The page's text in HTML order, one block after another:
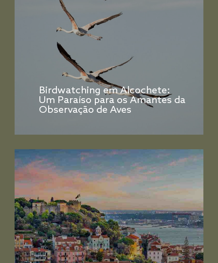
Birdwatching em Alcochete:
Um Paraíso para os Amantes da
Observação de Aves